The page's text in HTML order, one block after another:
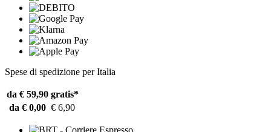
Spese di spedizione per Italia
da € 59,90 gratis*
da € 0,00 € 6,90